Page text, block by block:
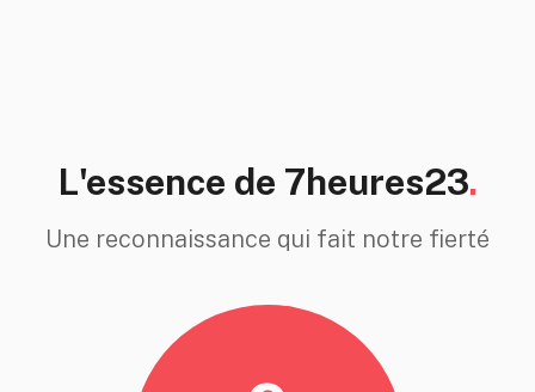
L'essence de 7heures23.
Une reconnaissance qui fait notre fierté